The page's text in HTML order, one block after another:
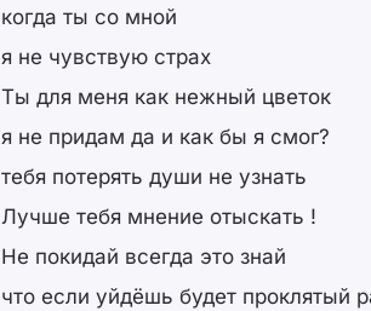
когда ты со мной
я не чувствую страх
Ты для меня как нежный цветок
я не придам да и как бы я смог?
тебя потерять души не узнать
Лучше тебя мнение отыскать !
Не покидай всегда это знай
что если уйдёшь будет проклятый